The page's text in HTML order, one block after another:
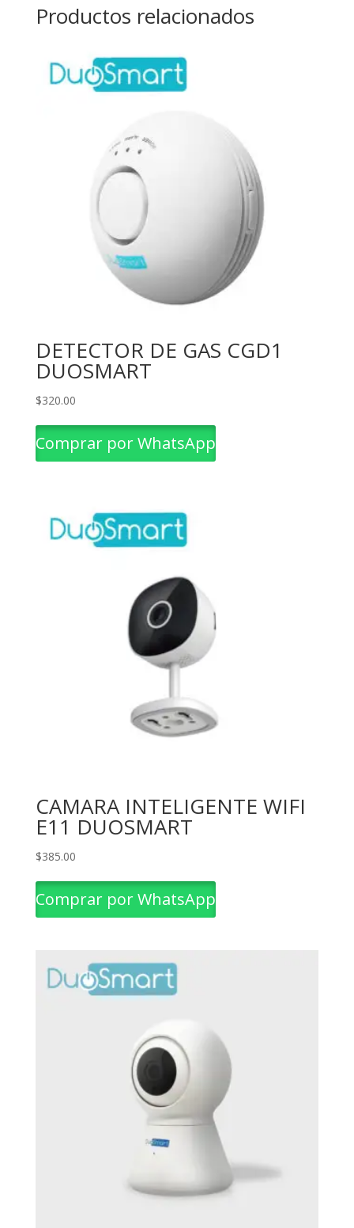
Productos relacionados
DETECTOR DE GAS CGD1
DUOSMART
$320.00
Comprar por WhatsApp
CAMARA INTELIGENTE WIFI
E11 DUOSMART
$385.00
Comprar por WhatsApp